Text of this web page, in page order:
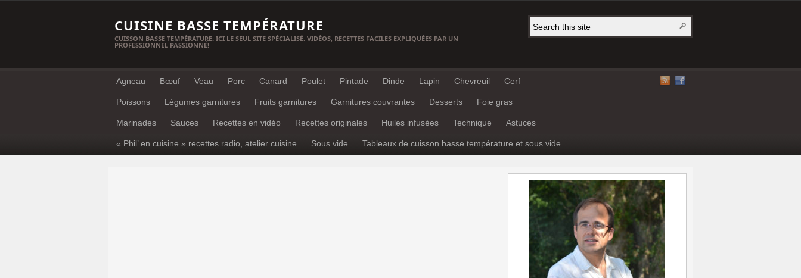
CUISINE BASSE TEMPÉRATURE
CUISSON BASSE TEMPÉRATURE: ICI LE SEUL SITE SPÉCIALISÉ. VIDÉOS, RECETTES FACILES EXPLIQUÉES PAR UN
PROFESSIONNEL PASSIONNÉ!
Agneau Bœuf Veau Porc Canard Poulet Pintade Dinde Lapin Chevreuil Cerf
Poissons Légumes garnitures Fruits garnitures Garnitures couvrantes Desserts Foie gras
Marinades Sauces Recettes en vidéo Recettes originales Huiles infusées Technique Astuces
« Phil’ en cuisine » recettes radio, atelier cuisine Sous vide Tableaux de cuisson basse température et sous vide